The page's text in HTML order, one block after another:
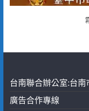
台南聯合辦公室:台
廣告合作專線